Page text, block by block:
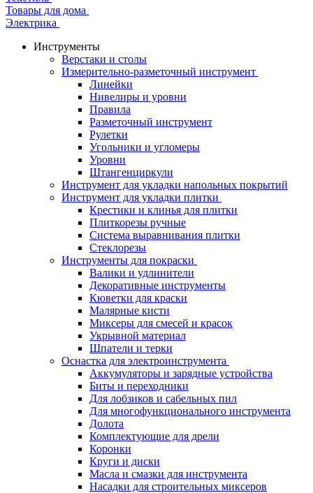
Товары для дома
Электрика
Инструменты
Верстаки и столы
Измерительно-разметочный инструмент
Линейки
Нивелиры и уровни
Правила
Разметочный инструмент
Рулетки
Угольники и угломеры
Уровни
Штангенциркули
Инструмент для укладки напольных покрытий
Инструмент для укладки плитки
Крестики и клинья для плитки
Плиткорезы ручные
Система выравнивания плитки
Стеклорезы
Инструменты для покраски
Валики и удлинители
Декоративные инструменты
Кюветки для краски
Малярные кисти
Миксеры для смесей и красок
Укрывной материал
Шпатели и терки
Оснастка для электроинструмента
Аккумуляторы и зарядные устройства
Биты и переходники
Для лобзиков и сабельных пил
Для многофункционального инструмента
Долота
Комплектующие для дрели
Коронки
Круги и диски
Масла и смазки для инструмента
Насадки для строительных миксеров